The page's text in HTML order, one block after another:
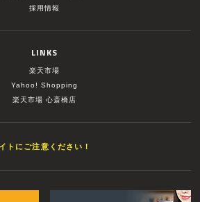
採用情報
LINKS
楽天市場
Yahoo! Shopping
楽天市場 心斎橋店
トにご注意ください！